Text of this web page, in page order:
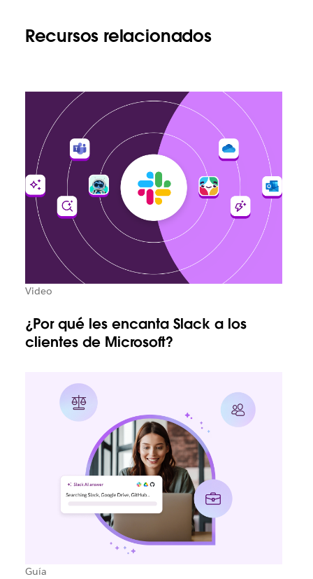
Recursos relacionados
Video
¿Por qué les encanta Slack a los
clientes de Microsoft?
Guía